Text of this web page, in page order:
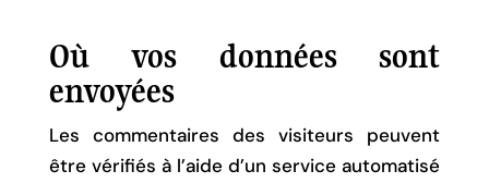
Où vos données sont
envoyées
Les commentaires des visiteurs peuvent
être vérifiés à l’aide d’un service automatisé